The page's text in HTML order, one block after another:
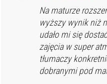
Na maturze
wyższy wynik niż
udało mi się
zajęcia w super
tłumaczy
dobranymi pod